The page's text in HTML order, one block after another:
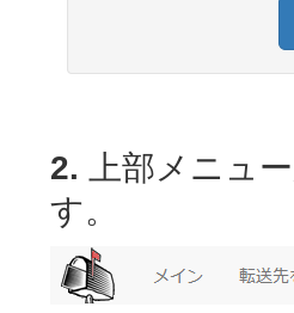
2. 上部メニュ
す。